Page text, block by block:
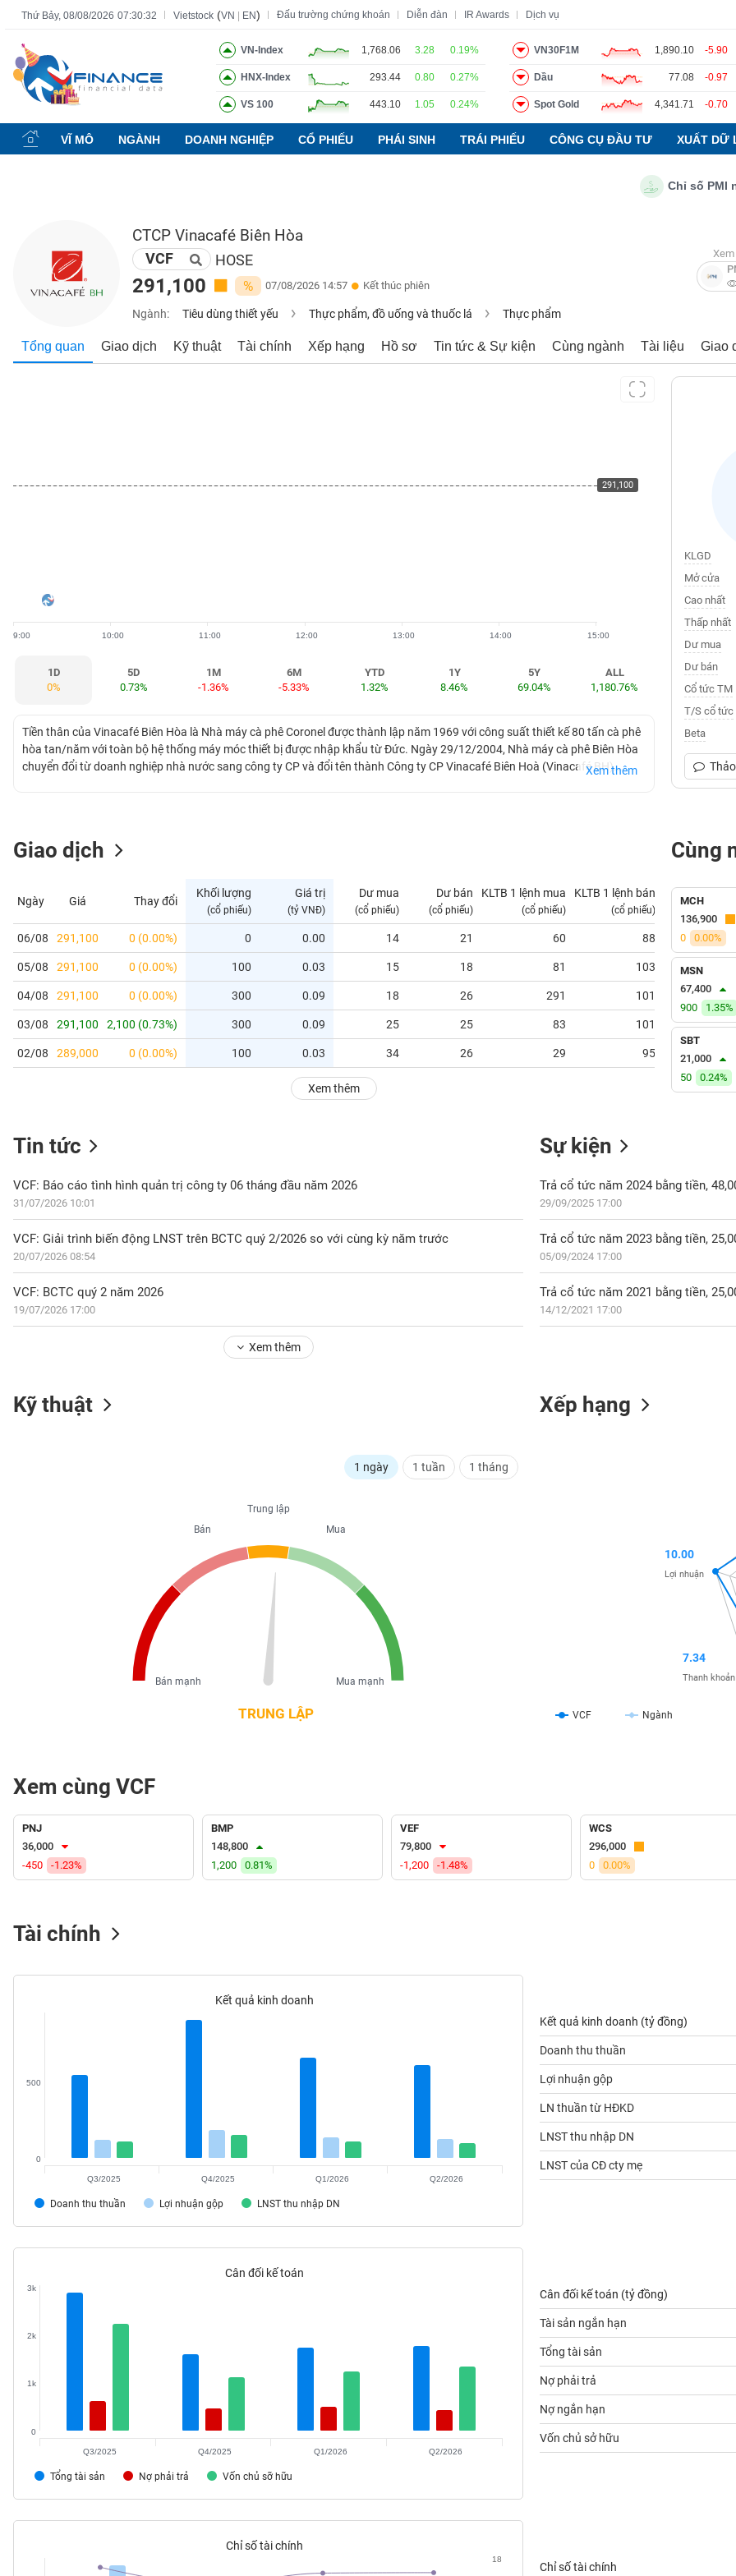
Thứ Bảy, 08/08/2026 07:30:33 Vietstock (VN EN) Đấu trường chứng khoán Diễn đàn IR Awards Dịch vụ
VN-Index 1,768.06 3.28 0.19%
HNX-Index 293.44 0.80 0.27%
VS 100 443.10 1.05 0.24%
VN30F1M 1,890.10 -5.90
Dầu 77.08 -0.97
Spot Gold 4,341.71 -0.70
VĨ MÔ NGÀNH DOANH NGHIỆP CỔ PHIẾU PHÁI SINH TRÁI PHIẾU CÔNG CỤ ĐẦU TƯ XUẤT DỮ
Chỉ số PMI
CTCP Vinacafé Biên Hòa
VCF HOSE
291,100 % 07/08/2026 14:57 Kết thúc phiên
Ngành: Tiêu dùng thiết yếu Thực phẩm, đồ uống và thuốc lá Thực phẩm
Tổng quan Giao dịch Kỹ thuật Tài chính Xếp hạng Hồ sơ Tin tức & Sự kiện Cùng ngành Tài liệu Giao
291,100
9:00 10:00 11:00 12:00 13:00 14:00 15:00
291,100
1D
0%
5D
0.73%
1M
-1.36%
6M
-5.33%
YTD
1.32%
1Y
8.46%
5Y
69.04%
ALL
1,180.76%
Tiền thân của Vinacafé Biên Hòa là Nhà máy cà phê Coronel được thành lập năm 1969 với công suất thiết kế 80 tấn cà phê
hòa tan/năm với toàn bộ hệ thống máy móc thiết bị được nhập khẩu từ Đức. Ngày 29/12/2004, Nhà máy cà phê Biên Hòa
chuyển đổi từ doanh nghiệp nhà nước sang công ty CP và đổi tên thành Công ty CP Vinacafé Biên Hoà (Vinacafé BH).
Xem thêm
KLGD
Mở cửa
Cao nhất
Thấp nhất
Dư mua
Dư bán
Cổ tức TM
T/S cổ tức
Beta
Giao dịch
Ngày Giá Thay đổi
Khối lượng
(cổ phiếu)
Giá trị
(tỷ VNĐ)
Dư mua
(cổ phiếu)
Dư bán
(cổ phiếu)
KLTB 1 lệnh mua
(cổ phiếu)
KLTB 1 lệnh bán
(cổ phiếu)
06/08 291,100 0 (0.00%) 0 0.00 14 21 60 88 0.00
05/08 291,100 0 (0.00%) 100 0.03 15 18 81 103
04/08 291,100 0 (0.00%) 300 0.09 18 26 291 101 0.00
03/08 291,100 2,100 (0.73%) 300 0.09 25 25 83 101 0.00
02/08 289,000 0 (0.00%) 100 0.03 34 26 29 95 0.00
Xem thêm
Cùng
MCH
136,900
0
0.00%
MSN
67,400
900
1.35%
SBT
21,000
50
0.24%
Tin tức
VCF: Báo cáo tình hình quản trị công ty 06 tháng đầu năm 2026
31/07/2026 10:01
VCF: Giải trình biến động LNST trên BCTC quý 2/2026 so với cùng kỳ năm trước
20/07/2026 08:54
VCF: BCTC quý 2 năm 2026
19/07/2026 17:00
Xem thêm
Sự kiện
Trả cổ tức năm 2024 bằng tiền,
29/09/2025 17:00
Trả cổ tức năm 2023 bằng tiền,
05/09/2024 17:00
Trả cổ tức năm 2021 bằng tiền,
14/12/2021 17:00
Kỹ thuật
1 ngày 1 tuần 1 tháng
TRUNG LẬP
Trung lập
Mua
Mua mạnh
Bán
Bán mạnh
Xếp hạng
VCF Ngành
7.34
Thanh khoản
10.00
Lợi nhuận
Xem cùng VCF
PNJ
36,000
-450
-1.23%
BMP
148,800
1,200
0.81%
VEF
79,800
-1,200
-1.48%
WCS
296,000
0
0.00%
Tài chính
Kết quả kinh doanh
Doanh thu thuần Lợi nhuận gộp LNST thu nhập DN
0
500
Q3/2025 Q4/2025 Q1/2026 Q2/2026
Kết quả kinh doanh (tỷ đồng)
Doanh thu thuần
Lợi nhuận gộp
LN thuần từ HĐKD
LNST thu nhập DN
LNST của CĐ cty mẹ
Cân đối kế toán
Tổng tài sản Nợ phải trả Vốn chủ sỡ hữu
0
1k
2k
3k
Q3/2025 Q4/2025 Q1/2026 Q2/2026
Cân đối kế toán (tỷ đồng)
Tài sản ngắn hạn
Tổng tài sản
Nợ phải trả
Nợ ngắn hạn
Vốn chủ sở hữu
Chỉ số tài chính
18
Chỉ số tài chính
Tất cả Tính năng Ngành Mã chứng khoán Lãnh đạo Báo cáo phân tích Thuật ngữ
Tính
năng
(-)
CHỨNG
KHOÁN
NGHIỆP
GIỚI
CÁ
NHÂN
PHÂN
TÍCH
VIETSTOCKFINANCE
DOANH
NGHIỆP
CỔ
PHIẾU
SINH
(-)
VS-
SECTOR
VẬT
NGHIỆP
TIÊU
THIẾT
TIÊU
THIẾT